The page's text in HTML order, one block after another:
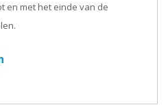
en met het einde van de